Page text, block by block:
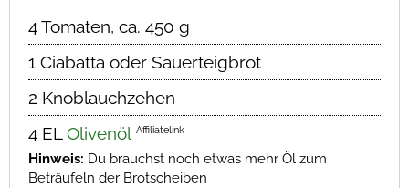
4 Tomaten, ca. 450 g
1 Ciabatta oder Sauerteigbrot
2 Knoblauchzehen
4 ELOlivenöl Affiliatelink
Hinweis: Du brauchst noch etwas mehr Öl zum
Beträufeln der Brotscheiben